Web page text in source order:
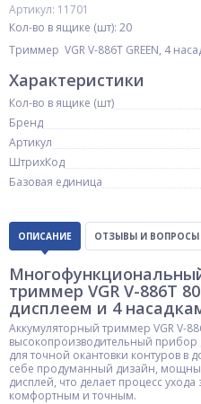
Артикул: 11701
Кол-во в ящике (шт): 20
Триммер VGR V-886T GREEN, 4
Характеристики
Кол-во в ящике (шт)
Бренд
Артикул
ШтрихКод
Базовая единица
ОПИСАНИЕ ОТЗЫВЫ И ВОПРОСЫ
триммер VGR V-886T
дисплеем и 4
Аккумуляторный триммер VGR V-
высокопроизводительный прибор
для точной окантовки контуров в
себе продуманный дизайн,
дисплей, что делает процесс
комфортным и точным.